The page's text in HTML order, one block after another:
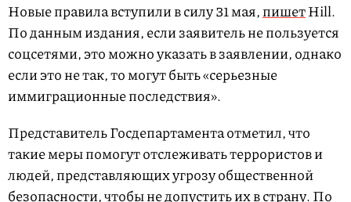
Новые правила вступили в силу 31 мая,пишетHill.
По данным издания, если заявитель не пользуется
соцсетями, это можно указать в заявлении, однако
если это не так, то могут быть «серьезные
иммиграционные последствия».
Представитель Госдепартамента отметил, что
такие меры помогут отслеживать террористов и
людей, представляющих угрозу общественной
безопасности, чтобы не допустить их в страну. По